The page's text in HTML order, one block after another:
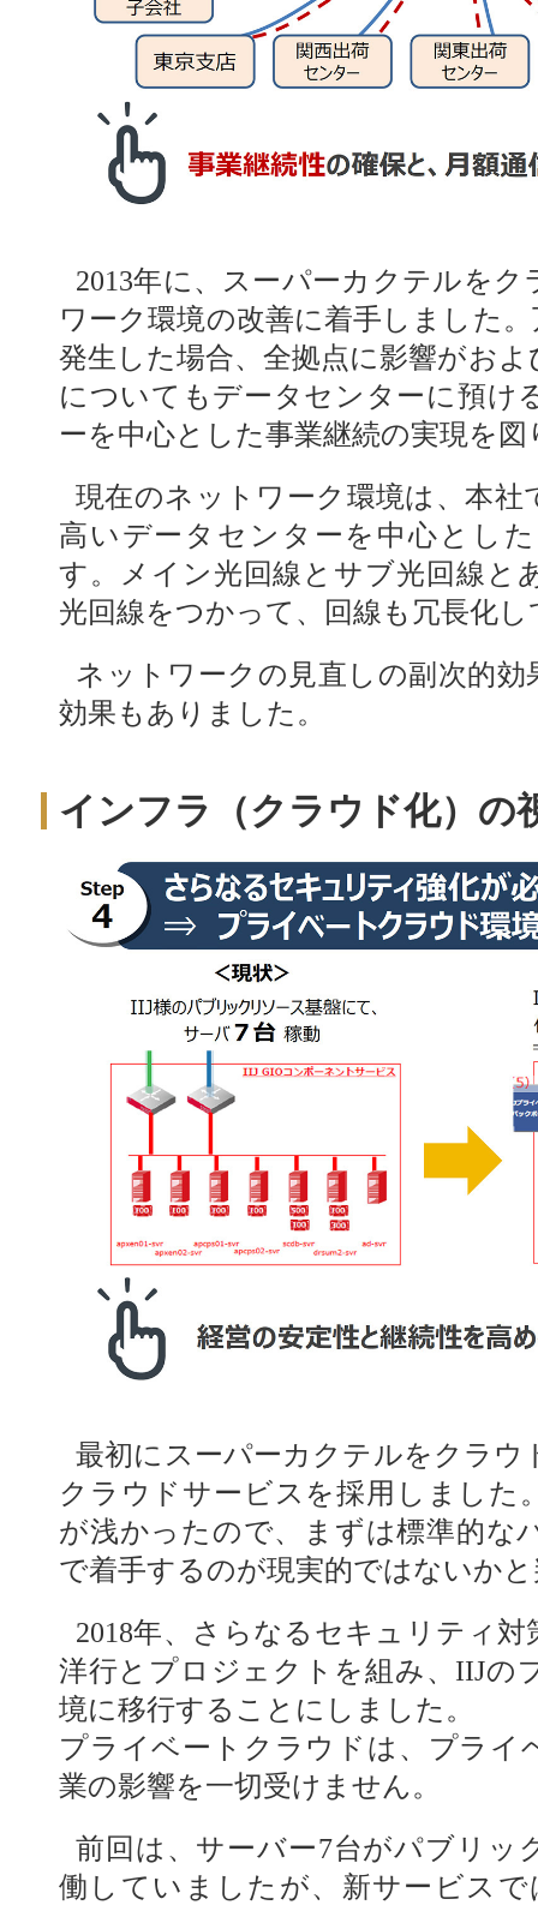
2013年に、スーパーカクテルを
ワーク環境の改善に着手しました
発生した場合、全拠点に影響がお
についてもデータセンターに預け
ーを中心とした事業継続の実現を
現在のネットワーク環境は、本
高いデータセンターを中心とし
す。メイン光回線とサブ光回線と
光回線をつかって、回線も冗長化
ネットワークの見直しの副次的
効果もありました。
インフラ（クラウド化）の
最初にスーパーカクテルをクラ
クラウドサービスを採用しました
が浅かったので、まずは標準的な
で着手するのが現実的ではないか
2018年、さらなるセキュリティ
洋行とプロジェクトを組み、IIJの
境に移行することにしました。
プライベートクラウドは、プライ
業の影響を一切受けません。
前回は、サーバー7台がパブリッ
働していましたが、新サービス